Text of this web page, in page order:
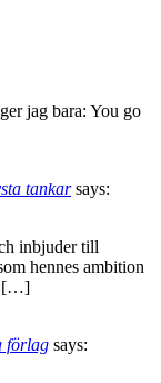
jag bara: You go
tankar says:
inbjuder till
hennes ambition
[…]
förlag says: